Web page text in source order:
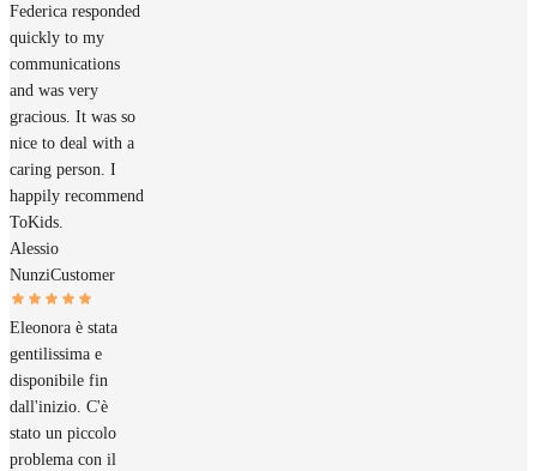
Federica responded
quickly to my
communications
and was very
gracious. It was so
nice to deal with a
caring person. I
happily recommend
ToKids.
Alessio
NunziCustomer
Eleonora è stata
gentilissima e
disponibile fin
dall'inizio. C'è
stato un piccolo
problema con il